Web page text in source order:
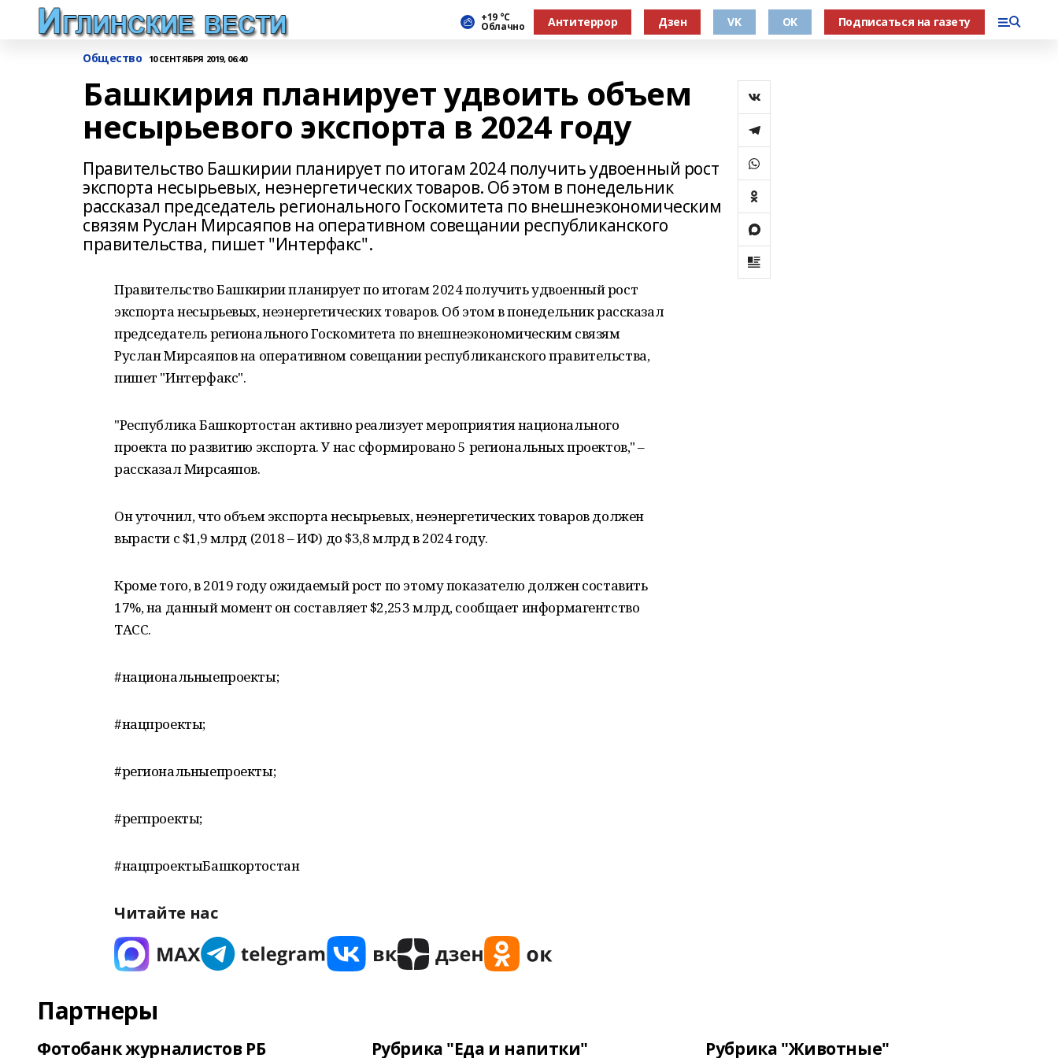
+19 °С
Облачно Антитеррор Дзен VK OK Подписаться на газету
Общество 10 СЕНТЯБРЯ 2019, 06:40
Башкирия планирует удвоить объем
несырьевого экспорта в 2024 году
Правительство Башкирии планирует по итогам 2024 получить удвоенный рост
экспорта несырьевых, неэнергетических товаров. Об этом в понедельник
рассказал председатель регионального Госкомитета по внешнеэкономическим
связям Руслан Мирсаяпов на оперативном совещании республиканского
правительства, пишет "Интерфакс".
Правительство Башкирии планирует по итогам 2024 получить удвоенный рост
экспорта несырьевых, неэнергетических товаров. Об этом в понедельник рассказал
председатель регионального Госкомитета по внешнеэкономическим связям
Руслан Мирсаяпов на оперативном совещании республиканского правительства,
пишет "Интерфакс".
"Республика Башкортостан активно реализует мероприятия национального
проекта по развитию экспорта. У нас сформировано 5 региональных проектов," –
рассказал Мирсаяпов.
Он уточнил, что объем экспорта несырьевых, неэнергетических товаров должен
вырасти с $1,9 млрд (2018 – ИФ) до $3,8 млрд в 2024 году.
Кроме того, в 2019 году ожидаемый рост по этому показателю должен составить
17%, на данный момент он составляет $2,253 млрд, сообщает информагентство
ТАСС.
#национальныепроекты;
#нацпроекты;
#региональныепроекты;
#регпроекты;
#нацпроектыБашкортостан
Читайте нас
Партнеры
Фотобанк журналистов РБ Рубрика "Еда и напитки" Рубрика "Животные"